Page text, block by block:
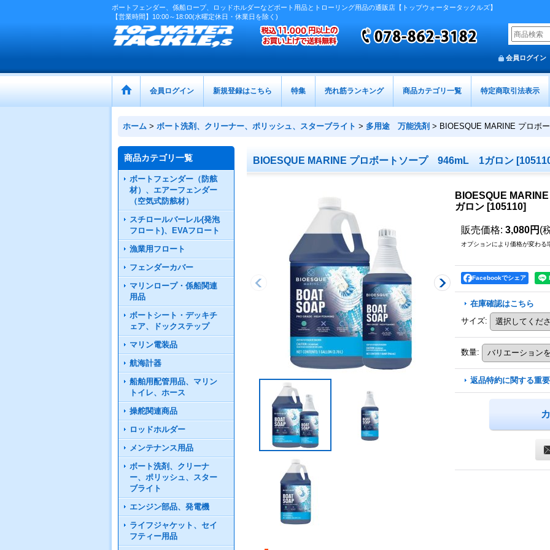
ボートフェンダー、係船ロープ、ロッドホルダーなどボート用品とトローリング用品の通販店【トップウォータータックルズ】
【営業時間】10:00～18:00(水曜定休日・休業日を除く)
会員ログイン
会員ログイン 新規登録はこちら 特集 売れ筋ランキング 商品カテゴリ一覧 特定商取引法表示
ホーム > ボート洗剤、クリーナー、ポリッシュ、スターブライト > 多用途 万能洗剤 > BIOESQUE MARINE プロ
商品カテゴリ一覧
ボートフェンダー（防舷
材）、エアーフェンダー
（空気式防舷材）
スチロールバーレル(発泡
フロート)、EVAフロート
漁業用フロート
フェンダーカバー
マリンロープ・係船関連
用品
ボートシート・デッキチ
ェア、ドックステップ
マリン電装品
航海計器
船舶用配管用品、マリン
トイレ、ホース
操舵関連商品
ロッドホルダー
メンテナンス用品
ボート洗剤、クリーナ
ー、ポリッシュ、スター
ブライト
エンジン部品、発電機
ライフジャケット、セイ
フティー用品
BIOESQUE MARINE プロボートソープ 946mL 1ガロン [
BIOESQUE
ガロン [105110]
販売価格: 3,080円 (
オプションにより価格が変わる
Facebookでシェア
在庫確認はこちら
サイズ:
数量:
返品特約に関する重